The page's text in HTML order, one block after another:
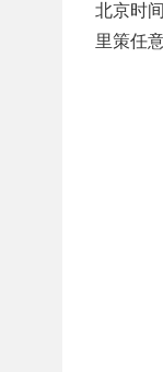
北京时
里策任